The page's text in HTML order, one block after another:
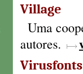
Village
Uma
autores.
Virusfonts